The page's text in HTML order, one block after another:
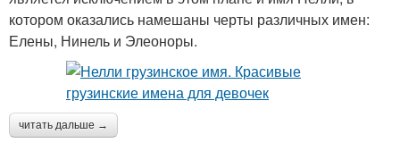
котором оказались намешаны черты различных имен:
Елены, Нинель и Элеоноры.
читать дальше →